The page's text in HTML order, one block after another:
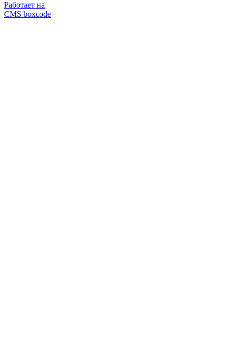
Работает на
CMS boxcode